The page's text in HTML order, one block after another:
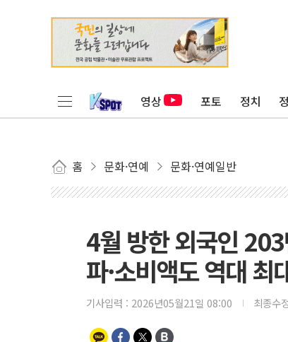
영상 포토 정치
홈 문화·연예 문화·연예일반
4월 방한 외국인
파·소비액도 역대 최
기사입력 : 2026년05월21일 08:00 최종수